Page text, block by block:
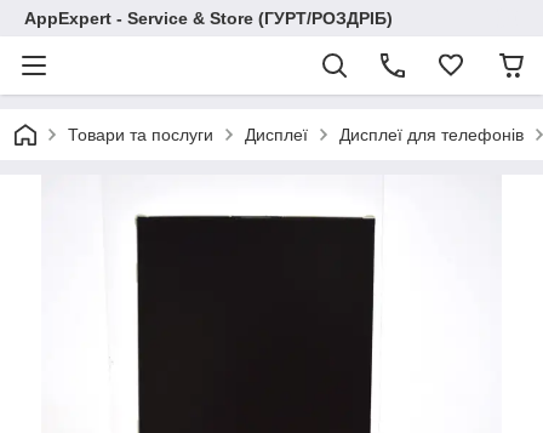
AppExpert - Service & Store (ГУРТ/РОЗДРІБ)
Товари та послуги Дисплеї Дисплеї для телефонів